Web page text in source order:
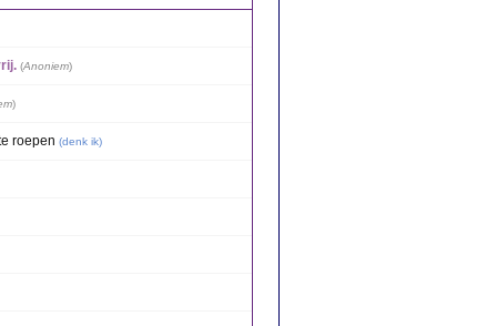
(Anoniem)
)
roepen (denk ik)